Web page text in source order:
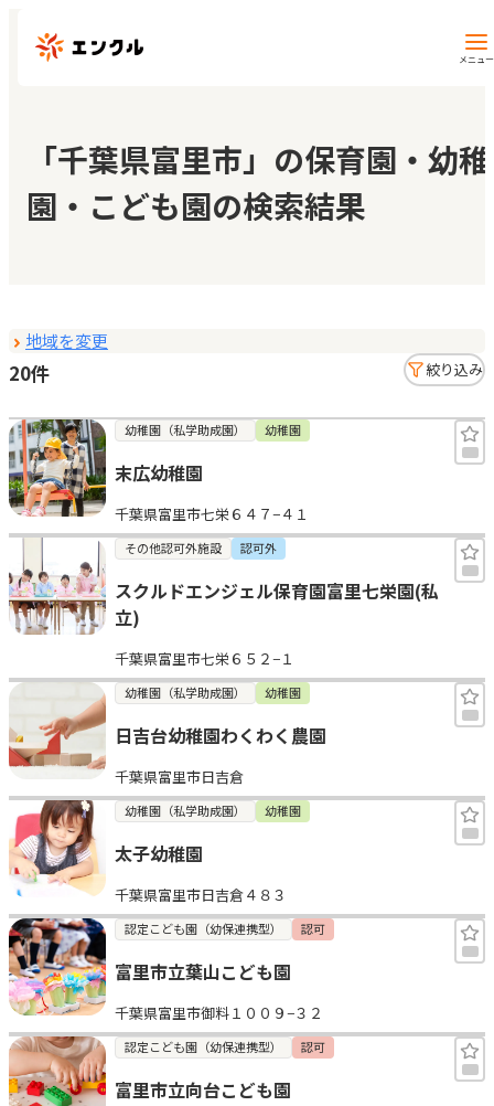
メニュー
保育園・幼稚園を探す
地図から探す
マイページ
お気に入り
見学日記
メッセージ
おすすめの園
エンクルの特徴と活用方法
コラム
お知らせ
「千葉県富里市」の保育園・幼稚
園・こども園の検索結果
地域を変更
20件 絞り込み
幼稚園（私学助成園） 幼稚園
末広幼稚園
千葉県富里市七栄６４７−４１
その他認可外施設 認可外
スクルドエンジェル保育園富里七栄園(私
立)
千葉県富里市七栄６５２−１
幼稚園（私学助成園） 幼稚園
日吉台幼稚園わくわく農園
千葉県富里市日吉倉
幼稚園（私学助成園） 幼稚園
太子幼稚園
千葉県富里市日吉倉４８３
認定こども園（幼保連携型） 認可
富里市立葉山こども園
千葉県富里市御料１００９−３２
認定こども園（幼保連携型） 認可
富里市立向台こども園